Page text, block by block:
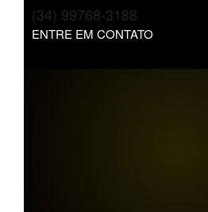
(34) 99768-3188
ENTRE EM CONTATO